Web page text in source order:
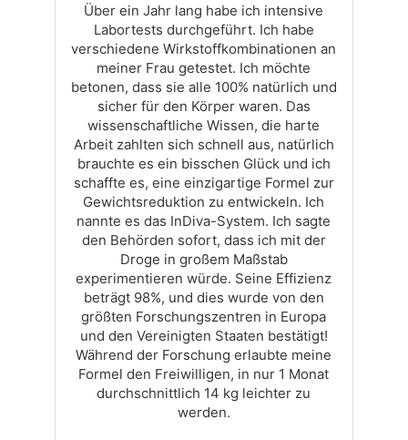
Über ein Jahr lang habe ich intensive
Labortests durchgeführt. Ich habe
verschiedene Wirkstoffkombinationen an
meiner Frau getestet. Ich möchte
betonen, dass sie alle 100% natürlich und
sicher für den Körper waren. Das
wissenschaftliche Wissen, die harte
Arbeit zahlten sich schnell aus, natürlich
brauchte es ein bisschen Glück und ich
schaffte es, eine einzigartige Formel zur
Gewichtsreduktion zu entwickeln. Ich
nannte es das InDiva-System. Ich sagte
den Behörden sofort, dass ich mit der
Droge in großem Maßstab
experimentieren würde. Seine Effizienz
beträgt 98%, und dies wurde von den
größten Forschungszentren in Europa
und den Vereinigten Staaten bestätigt!
Während der Forschung erlaubte meine
Formel den Freiwilligen, in nur 1 Monat
durchschnittlich 14 kg leichter zu
werden.